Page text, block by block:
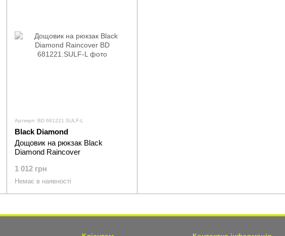
Артикул: BD 681221.SULF-L
Black Diamond
Дощовик на рюкзак Black
Diamond Raincover
1 012 грн
Немає в наявності